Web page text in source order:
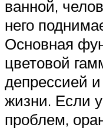
ванной,
него
Основная
цветовой
депрессией
жизни. Если
проблем,